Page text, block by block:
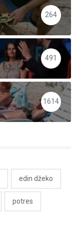
264
491
1614
edin džeko
potres